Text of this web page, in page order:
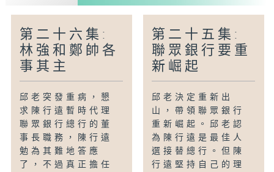
第二十六集:
林強和鄭帥各
事其主
邱老突發重病，懇
求陳行遠暫時代理
聯眾銀行總行的董
事長職務，陳行遠
勉為其難地答應
了，不過真正擔任
第二十五集:
聯眾銀行要重
新崛起
邱老決定重新出
山，帶領聯眾銀行
重新崛起。邱老認
為陳行遠是最佳人
選接替總行。但陳
行遠堅持自己的理